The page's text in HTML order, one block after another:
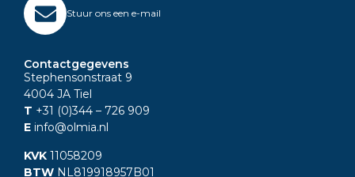
Stuur ons een e-mail
Contactgegevens
Stephensonstraat 9
4004 JA Tiel
T +31 (0)344 – 726 909
E info@olmia.nl
KVK 11058209
BTW NL819918957B01